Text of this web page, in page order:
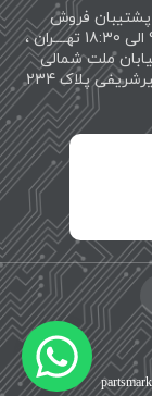
09981120998 پشتیبان فروش
پاسخگویی : 9 الی 18:30 تهــــران ،
ملت شمالی
پلاک 234